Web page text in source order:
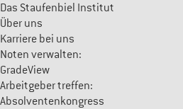
Das Staufenbiel Institut
Über uns
Karriere bei uns
Noten verwalten:
GradeView
Arbeitgeber treffen:
Absolventenkongress